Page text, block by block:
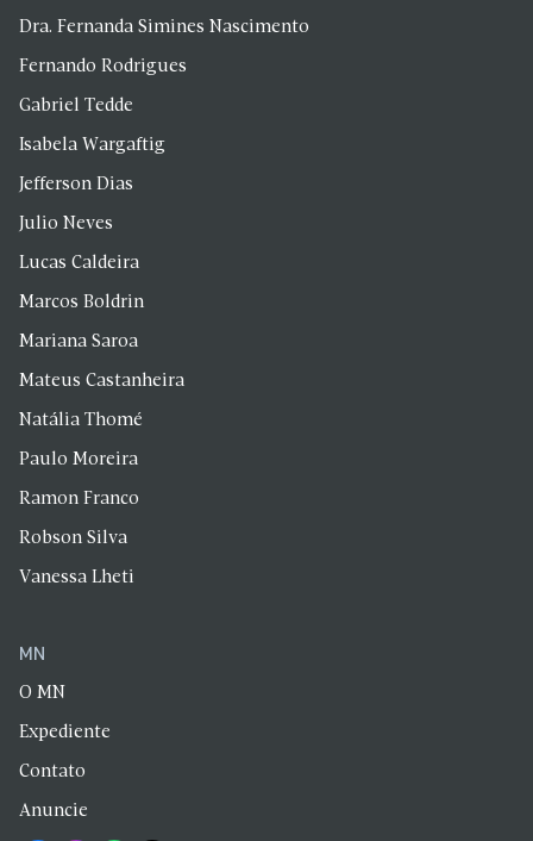
Dra. Fernanda Simines Nascimento
Fernando Rodrigues
Gabriel Tedde
Isabela Wargaftig
Jefferson Dias
Julio Neves
Lucas Caldeira
Marcos Boldrin
Mariana Saroa
Mateus Castanheira
Natália Thomé
Paulo Moreira
Ramon Franco
Robson Silva
Vanessa Lheti
MN
O MN
Expediente
Contato
Anuncie